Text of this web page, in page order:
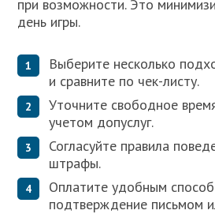
при возможности. Это
день игры.
Выберите несколько
и сравните по чек-листу.
Уточните свободное
учетом допуслуг.
Согласуйте правила
штрафы.
Оплатите удобным
подтверждение письмом